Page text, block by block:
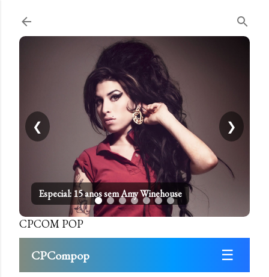
Especial: 15 anos sem Amy Winehouse
❮ ❯
CPCOM POP
CPCompop ☰